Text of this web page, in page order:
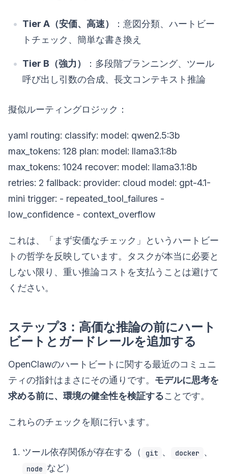
Tier A（安価、高速）
：意図分類、ハートビー
トチェック、簡単な書き換え
Tier B（強力）
：多段階プランニング、ツール
呼び出し引数の合成、長文コンテキスト推論
擬似ルーティングロジック：
yaml routing: classify: model: qwen2.5:3b
max_tokens: 128 plan: model: llama3.1:8b
max_tokens: 1024 recover: model: llama3.1:8b
retries: 2 fallback: provider: cloud model: gpt-4.1-
mini trigger: - repeated_tool_failures -
low_confidence - context_overflow
これは、「まず安価なチェック」というハートビー
トの哲学を反映しています。タスクが本当に必要と
しない限り、重い推論コストを支払うことは避けて
ください。
ステップ3：高価な推論の前にハート
ビートとガードレールを追加する
OpenClawのハートビートに関する最近のコミュニ
ティの指針はまさにその通りです。 モデルに思考を
求める前に、環境の健全性を検証することです。
これらのチェックを順に行います。
ツール依存関係が存在する（ git 、 docker 、
node など）